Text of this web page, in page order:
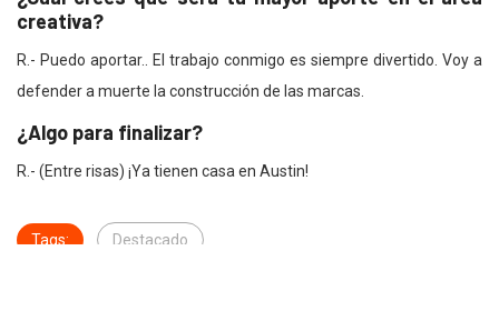
creativa?
R.- Puedo aportar.. El trabajo conmigo es siempre divertido. Voy a
defender a muerte la construcción de las marcas.
¿Algo para finalizar?
R.- (Entre risas) ¡Ya tienen casa en Austin!
Tags: Destacado